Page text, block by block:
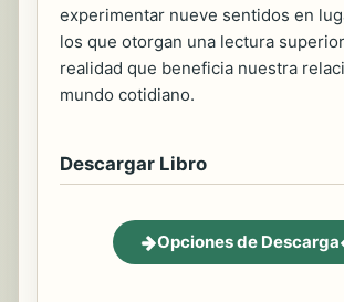
experimentar nueve sentidos en
los que otorgan una lectura
realidad que beneficia nuestra
mundo cotidiano.
Descargar Libro
Opciones de Descarga